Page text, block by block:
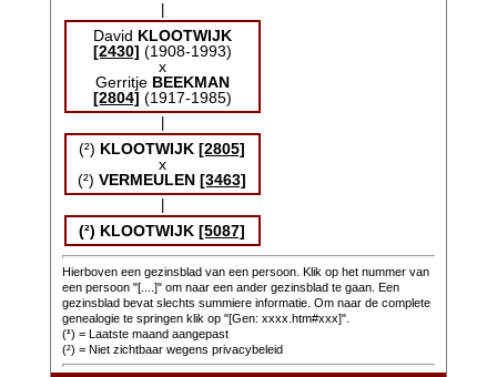
David KLOOTWIJK
[2430] (1908-1993)
x
Gerritje BEEKMAN
[2804] (1917-1985)
(²) KLOOTWIJK [2805]
x
(²)VERMEULEN [3463]
(²) KLOOTWIJK [5087]
Hierboven een gezinsblad van een persoon. Klik op het nummer van
een persoon "[....]" om naar een ander gezinsblad te gaan. Een
gezinsblad bevat slechts summiere informatie. Om naar de complete
genealogie te springen klik op "[Gen: xxxx.htm#xxx]".
(¹) = Laatste maand aangepast
(²) = Niet zichtbaar wegens privacybeleid